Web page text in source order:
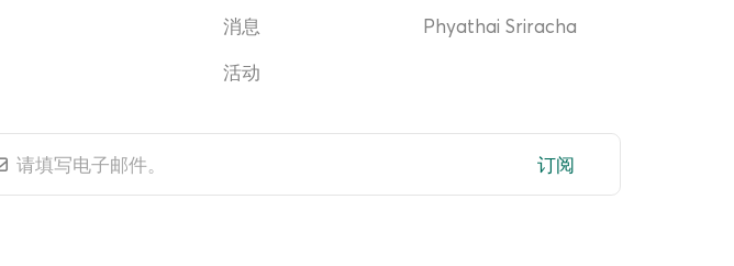
消息
活动
Phyathai Sriracha
订阅